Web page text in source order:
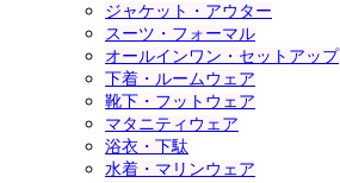
ジャケット・アウター
スーツ・フォーマル
オールインワン・セットアップ
下着・ルームウェア
靴下・フットウェア
マタニティウェア
浴衣・下駄
水着・マリンウェア